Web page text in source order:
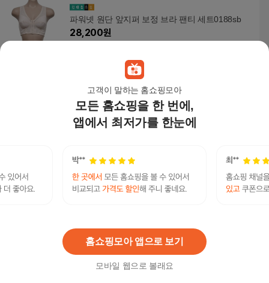
고객이 말하는 홈쇼핑모아
모든 홈쇼핑을 한 번에,
앱에서 최저가를 한눈에
홈쇼핑모아 앱으로 보기
모바일 웹으로 볼래요
파워넷 원단 앞지퍼 보정 브라 팬티 세트0188sb
28,200원
지퍼브라 앞지퍼 노와이어 B컵 브라
26,000원
앞지퍼브라 보엠 앞지퍼 파워넷 원단 보정 브라팬